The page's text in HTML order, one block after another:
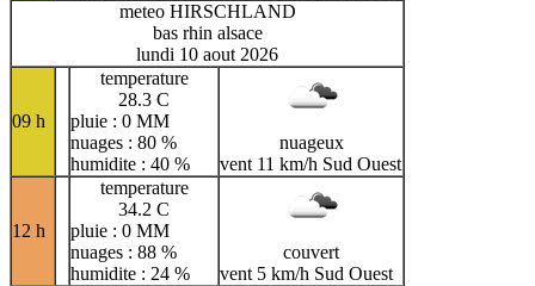
meteo HIRSCHLAND
bas rhin alsace
lundi 10 aout 2026
09 h
temperature
28.3 C
pluie : 0 MM
nuages : 80 %
humidite : 40 %
nuageux
vent 11 km/h Sud Ouest
12 h
temperature
34.2 C
pluie : 0 MM
nuages : 88 %
humidite : 24 %
couvert
vent 5 km/h Sud Ouest